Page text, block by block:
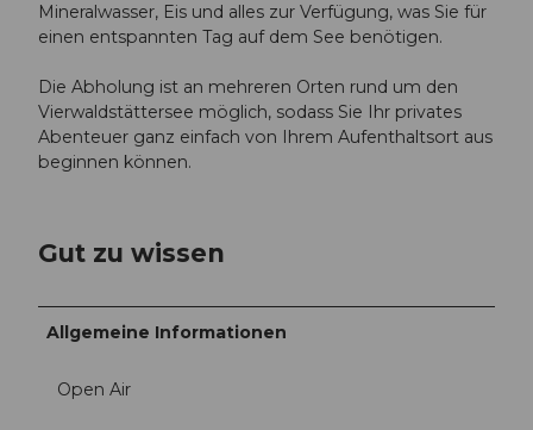
Mineralwasser, Eis und alles zur Verfügung, was Sie für
einen entspannten Tag auf dem See benötigen.
Die Abholung ist an mehreren Orten rund um den
Vierwaldstättersee möglich, sodass Sie Ihr privates
Abenteuer ganz einfach von Ihrem Aufenthaltsort aus
beginnen können.
Gut zu wissen
Allgemeine Informationen
Open Air